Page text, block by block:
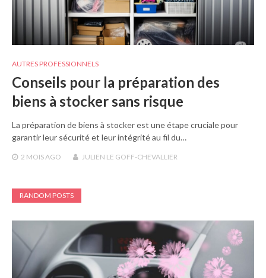
AUTRES PROFESSIONNELS
Conseils pour la préparation des
biens à stocker sans risque
La préparation de biens à stocker est une étape cruciale pour
garantir leur sécurité et leur intégrité au fil du…
2 MOIS AGO JULIEN LE GOFF-CHEVALLIER
RANDOM POSTS